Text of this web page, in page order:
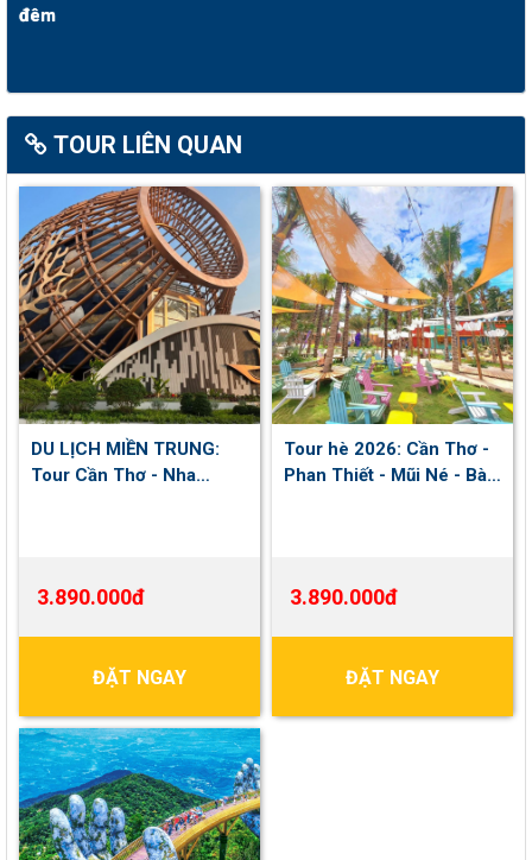
đêm
TOUR LIÊN QUAN
DU LỊCH MIỀN TRUNG:
Tour Cần Thơ - Nha
3.890.000đ
ĐẶT NGAY
Tour hè 2026: Cần Thơ -
Phan Thiết - Mũi Né - Bàu
sao)
3.890.000đ
ĐẶT NGAY